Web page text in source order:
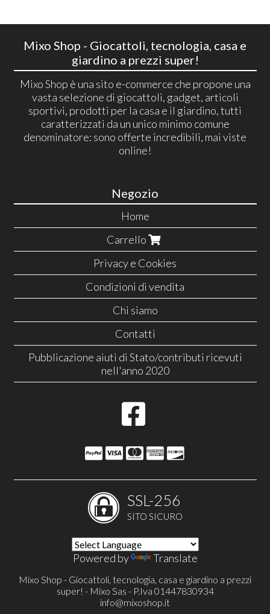
Mixo Shop - Giocattoli, tecnologia, casa e
giardino a prezzi super!
Mixo Shop è una sito e-commerce che propone una
vasta selezione di giocattoli, gadget, articoli
sportivi, prodotti per la casa e il giardino, tutti
caratterizzati da un unico minimo comune
denominatore: sono offerte incredibili, mai viste
online!
Negozio
Home
Carrello
Privacy e Cookies
Condizioni di vendita
Chi siamo
Contatti
Pubblicazione aiuti di Stato/contributi ricevuti
nell'anno 2020
SSL-256
SITO SICURO
Powered by Translate
Mixo Shop - Giocattoli, tecnologia, casa e giardino a prezzi
super! - Mixo Sas - P.Iva 01447830934
info@mixoshop.it